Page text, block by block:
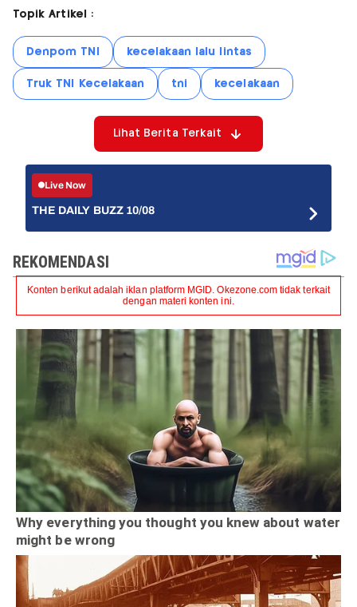
Topik Artikel :
Denpom TNI kecelakaan lalu lintas
Truk TNI Kecelakaan tni kecelakaan
Lihat Berita Terkait
Live Now
THE DAILY BUZZ 10/08